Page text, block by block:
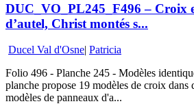
DUC_VO_PL245_F496 – Croix
d’autel, Christ montés s...
Ducel Val d'Osne| Patricia
Folio 496 - Planche 245 - Modèles
planche propose 19 modèles de croix dans
modèles de panneaux d'a...